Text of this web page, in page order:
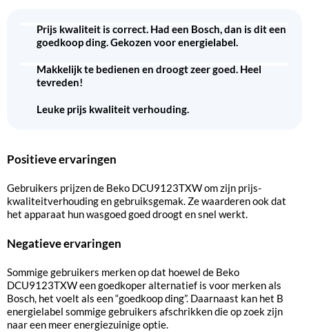
Prijs kwaliteit is correct. Had een Bosch, dan is dit een
goedkoop ding. Gekozen voor energielabel.
Makkelijk te bedienen en droogt zeer goed. Heel
tevreden!
Leuke prijs kwaliteit verhouding.
Positieve ervaringen
Gebruikers prijzen de Beko DCU9123TXW om zijn prijs-
kwaliteitverhouding en gebruiksgemak. Ze waarderen ook dat
het apparaat hun wasgoed goed droogt en snel werkt.
Negatieve ervaringen
Sommige gebruikers merken op dat hoewel de Beko
DCU9123TXW een goedkoper alternatief is voor merken als
Bosch, het voelt als een “goedkoop ding”. Daarnaast kan het B
energielabel sommige gebruikers afschrikken die op zoek zijn
naar een meer energiezuinige optie.